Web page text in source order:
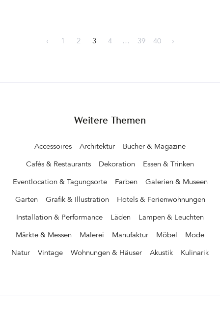
Wind. &hellip‹ 1 2 3 4 … 39 40 ›
Weitere Themen
Accessoires Architektur Bücher & Magazine
Cafés & Restaurants Dekoration Essen & Trinken
Eventlocation & Tagungsorte Farben Galerien & Museen
Garten Grafik & Illustration Hotels & Ferienwohnungen
Installation & Performance Läden Lampen & Leuchten
Märkte & Messen Malerei Manufaktur Möbel Mode
Natur Vintage Wohnungen & Häuser Akustik Kulinarik